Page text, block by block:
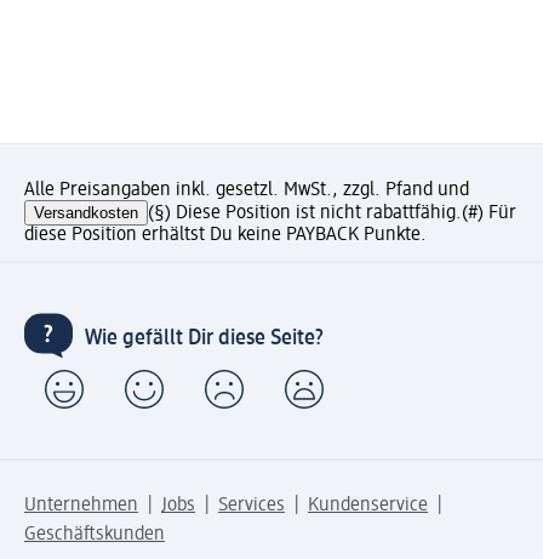
Alle Preisangaben inkl. gesetzl. MwSt., zzgl. Pfand und
Versandkosten (§) Diese Position ist nicht rabattfähig.(#) Für
diese Position erhältst Du keine PAYBACK Punkte.
Wie gefällt Dir diese Seite?
Unternehmen Jobs Services
Kundenservice
Geschäftskunden